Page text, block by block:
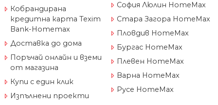
Кобрандирана
кредитна карта Texim
Bank-Homemax
Доставка до дома
Поръчай онлайн и вземи
от магазина
Купи с един клик
Изпълнени проекти
София Люлин HomeMax
Стара Загора HomeMax
Пловдив HomeMax
Бургас HomeMax
Плевен HomeMax
Варна HomeMax
Русе HomeMax